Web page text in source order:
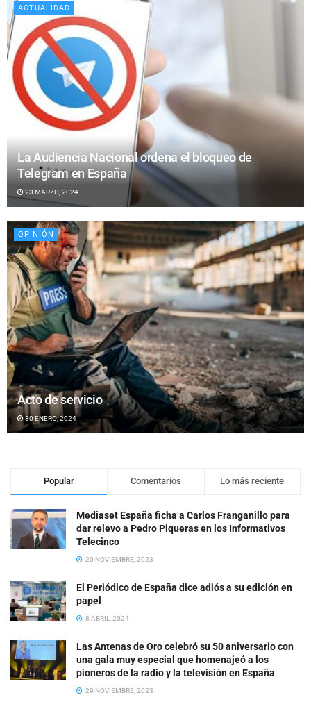
ACTUALIDAD
La Audiencia Nacional ordena el bloqueo de
Telegram en España
23 MARZO, 2024
OPINIÓN
Acto de servicio
30 ENERO, 2024
Popular Comentarios Lo más reciente
Mediaset España ficha a Carlos Franganillo para
dar relevo a Pedro Piqueras en los Informativos
Telecinco
20 NOVIEMBRE, 2023
El Periódico de España dice adiós a su edición en
papel
8 ABRIL, 2024
Las Antenas de Oro celebró su 50 aniversario con
una gala muy especial que homenajeó a los
pioneros de la radio y la televisión en España
29 NOVIEMBRE, 2023